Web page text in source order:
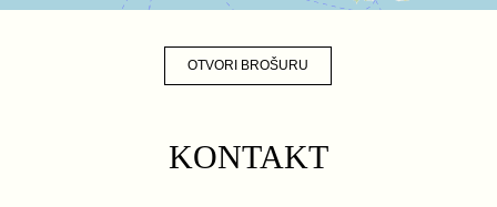
OTVORI BROŠURU
KONTAKT